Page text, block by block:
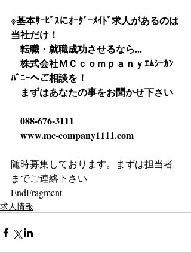
※基本ｻｰﾋﾞｽにｵｰﾀﾞｰﾒｲﾄﾞ求人があるのは
当社だけ！
転職・就職成功させるなら...
株式会社ＭＣｃｏｍｐａｎｙｴﾑｼｰｶﾝ
ﾊﾟﾆｰへご相談を！
まずはあなたの事をお聞かせ下さい
088-676-3111
www.mc-company1111.com
随時募集しております。まずは担当者
までご連絡下さい
EndFragment
求人情報